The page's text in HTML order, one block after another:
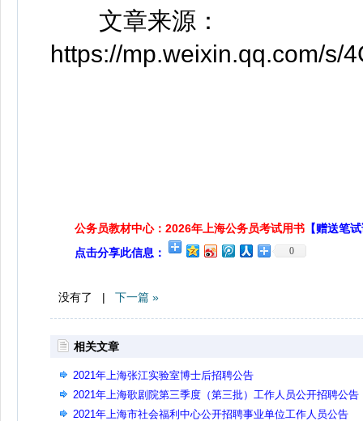
文章来源：
https://mp.weixin.qq.com/s/
公务员教材中心：2026年上海公务员考试用书 【赠送笔
点击分享此信息：
0
没有了 | 下一篇 »
相关文章
2021年上海张江实验室博士后招聘公告
2021年上海歌剧院第三季度（第三批）工作人员公开招聘公告
2021年上海市社会福利中心公开招聘事业单位工作人员公告